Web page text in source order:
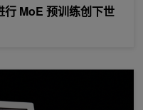
MoE 预训练创下世
助力代理式 AI 时代